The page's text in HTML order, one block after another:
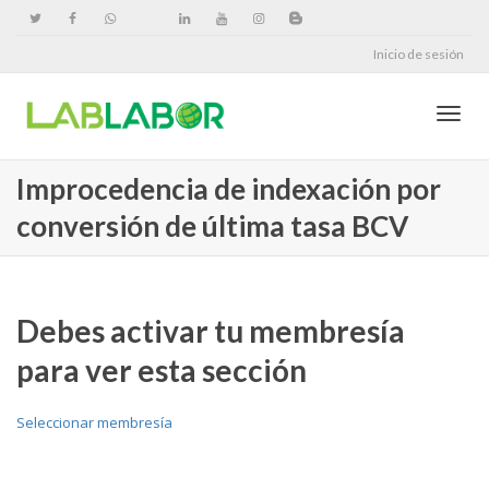
Inicio de sesión
Improcedencia de indexación por
conversión de última tasa BCV
Debes activar tu membresía
para ver esta sección
Seleccionar membresía